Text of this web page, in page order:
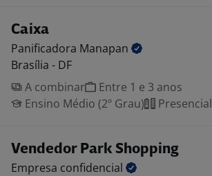
Caixa
Panificadora Manapan
Brasília - DF
A combinar
Entre 1 e 3 anos
Ensino Médio (2º Grau)
Presencial
Vendedor Park Shopping
Empresa confidencial